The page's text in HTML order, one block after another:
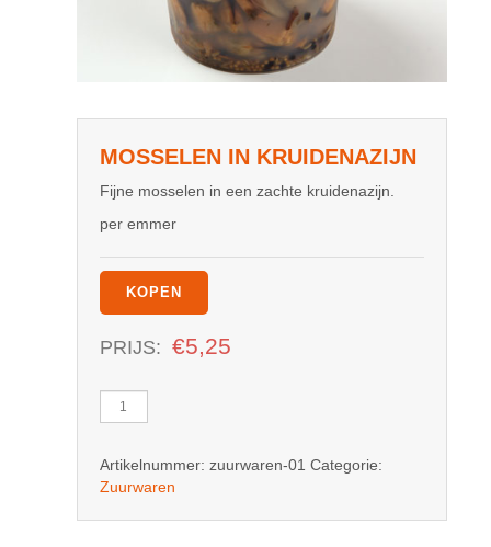
MOSSELEN IN KRUIDENAZIJN
Fijne mosselen in een zachte kruidenazijn.
per emmer
KOPEN
PRIJS: €5,25
Mosselen
in
aantal
Artikelnummer: zuurwaren-01 Categorie:
Zuurwaren